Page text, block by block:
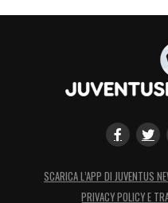
SCARICA L’APP DI JUVENTUS
PRIVACY POLICY E